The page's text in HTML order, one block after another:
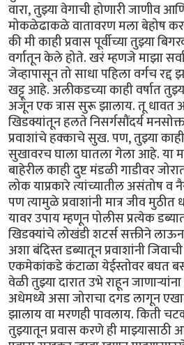
वारा, तुझ्या वेगाची होणारी जाणीव
मोकळेढाकळे वातावरण मला बेहोष
की मी काही प्रवास पूर्वीच्या तुझ्या
वर्गातून केले होते. खरं म्हणजे माझा
जेव्हापासून तो साधा पहिला वर्गच रद्द
खट्टू आहे. अलीकडच्या काही वर्षात तुझ्या
अजून एक त्रास सुरू झालाय. तू धावत
खिडक्यांतून हलते निसर्गसौंदर्य
प्रवाशांचे हक्काचे सुख. पण, तुझ्या
सुखावरच घाला घातला गेला आहे. या
बाहेरील काही दुष्ट मंडळी गाडीवर
लोक याप्रकारे त्यांच्यातील असंतोष व
पण त्यामुळे प्रवाशांनी मात्र जीव
यावर उपाय म्हणून पोलीस प्रत्येक
खिडक्यांचे लोखंडी शटर्स सक्तीने
अशा बंदिस्त डब्यातून प्रवाशांनी
एकमेकांकडे कंटाळा येईस्तोवर बघत
वेळी तुझ्या दारात उभे राहून
अधेमध्ये असा जोराचा दगड लागून
झालाय वा मरणही पावलाय. किती
तुझ्यातून प्रवास करणे ही